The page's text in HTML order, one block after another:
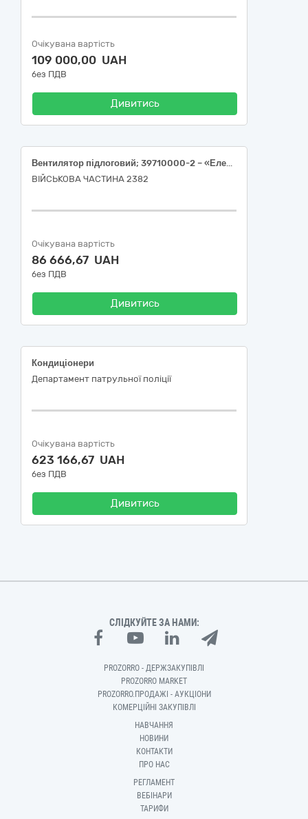
Очікувана вартість
109 000,00 UAH
без ПДВ
Дивитись
Вентилятор підлоговий; 39710000-2 – «Електричні побутові прилади» за ДК 021:2015 Єдиного закупівельного словника
ВІЙСЬКОВА ЧАСТИНА 2382
Очікувана вартість
86 666,67 UAH
без ПДВ
Дивитись
Кондиціонери
Департамент патрульної поліції
Очікувана вартість
623 166,67 UAH
без ПДВ
Дивитись
СЛІДКУЙТЕ ЗА НАМИ:
PROZORRO - ДЕРЖЗАКУПІВЛІ
PROZORRO MARKET
PROZORRO.ПРОДАЖІ - АУКЦІОНИ
КОМЕРЦІЙНІ ЗАКУПІВЛІ
НАВЧАННЯ
НОВИНИ
КОНТАКТИ
ПРО НАС
РЕГЛАМЕНТ
ВЕБІНАРИ
ТАРИФИ